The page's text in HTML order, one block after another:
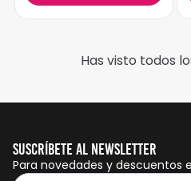
Has visto todos
Suscríbete al Newsletter
Para novedades y descuentos